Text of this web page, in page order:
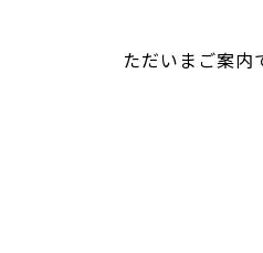
ただいまご案内